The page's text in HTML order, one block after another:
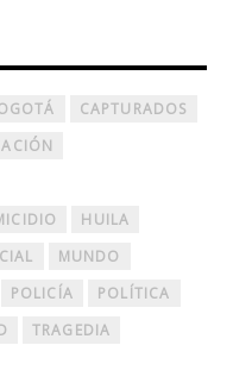
CAPTURADOS
HUILA
MUNDO
POLICÍA
POLÍTICA
TRAGEDIA